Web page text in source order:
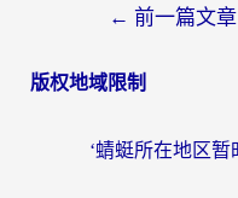
← 前一篇文章
版权地域限制